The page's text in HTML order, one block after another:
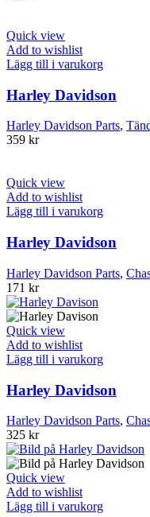
Quick view
Add to wishlist
Lägg till i varukorg
Harley Davidson
Harley Davidson Parts,
359 kr
Quick view
Add to wishlist
Lägg till i varukorg
Harley Davidson
Harley Davidson Parts,
171 kr
Quick view
Add to wishlist
Lägg till i varukorg
Harley Davidson
Harley Davidson Parts,
325 kr
Quick view
Add to wishlist
Lägg till i varukorg